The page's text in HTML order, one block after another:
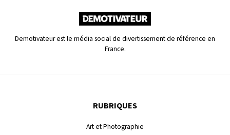
Demotivateur est le média social de divertissement de référence en
France.
RUBRIQUES
Art et Photographie